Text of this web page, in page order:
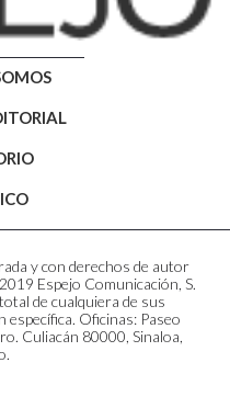
y con derechos de autor
Espejo Comunicación, S.
de cualquiera de sus
Oficinas: Paseo
Culiacán 80000, Sinaloa,